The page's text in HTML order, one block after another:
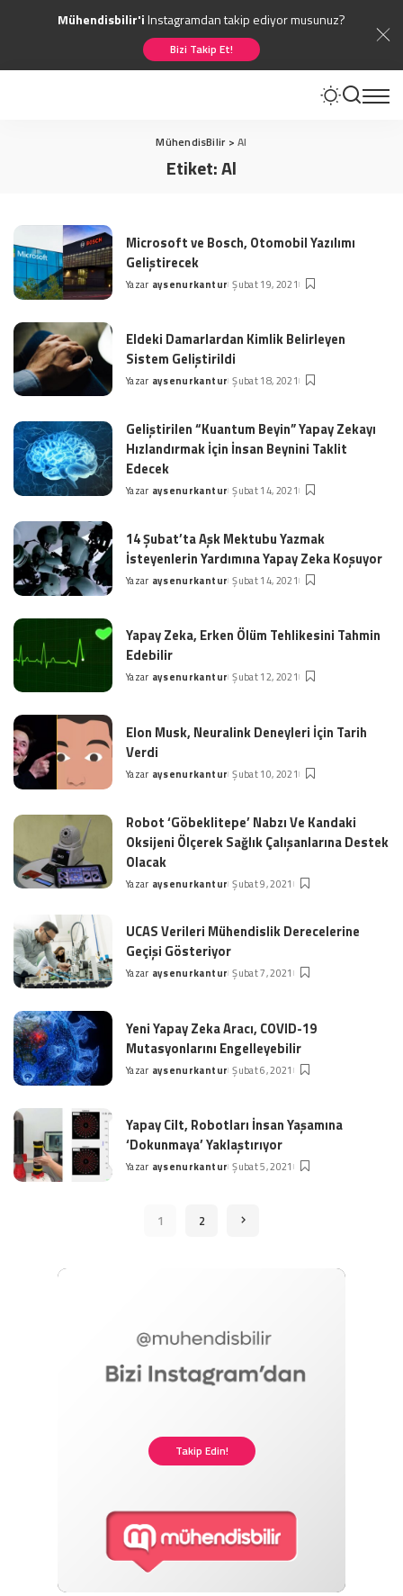
Mühendisbilir'iInstagramdan takip ediyor musunuz?
Bizi Takip Et!
MühendisBilir >Al
Etiket:Al
Microsoft ve Bosch, Otomobil Yazılımı
Geliştirecek
Posted
Yazar aysenurkantur Şubat 19, 2021
Eldeki Damarlardan Kimlik Belirleyen
Sistem Geliştirildi
Posted
Yazar aysenurkantur Şubat 18, 2021
Geliştirilen “Kuantum Beyin” Yapay Zekayı
Hızlandırmak İçin İnsan Beynini Taklit
Edecek
Posted
Yazar aysenurkantur Şubat 14, 2021
14 Şubat’ta Aşk Mektubu Yazmak
İsteyenlerin Yardımına Yapay Zeka Koşuyor
Posted
Yazar aysenurkantur Şubat 14, 2021
Yapay Zeka, Erken Ölüm Tehlikesini Tahmin
Edebilir
Posted
Yazar aysenurkantur Şubat 12, 2021
Elon Musk, Neuralink Deneyleri İçin Tarih
Verdi
Posted
Yazar aysenurkantur Şubat 10, 2021
Robot ‘Göbeklitepe’ Nabzı Ve Kandaki
Oksijeni Ölçerek Sağlık Çalışanlarına Destek
Olacak
Posted
Yazar aysenurkantur Şubat 9, 2021
UCAS Verileri Mühendislik Derecelerine
Geçişi Gösteriyor
Posted
Yazar aysenurkantur Şubat 7, 2021
Yeni Yapay Zeka Aracı, COVID-19
Mutasyonlarını Engelleyebilir
Posted
Yazar aysenurkantur Şubat 6, 2021
Yapay Cilt, Robotları İnsan Yaşamına
‘Dokunmaya’ Yaklaştırıyor
Posted
Yazar aysenurkantur Şubat 5, 2021
1 2
Takip Edin!